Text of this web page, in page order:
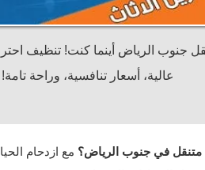
الرياض أينما كنت! تنظيف
عالية، أسعار تنافسية، وراحة
في جنوب الرياض؟ مع ازدحام